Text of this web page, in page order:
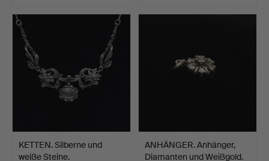
KETTEN. Silberne und
weiße Steine.
ANHÄNGER. Anhänger,
Diamanten und Weißgold.